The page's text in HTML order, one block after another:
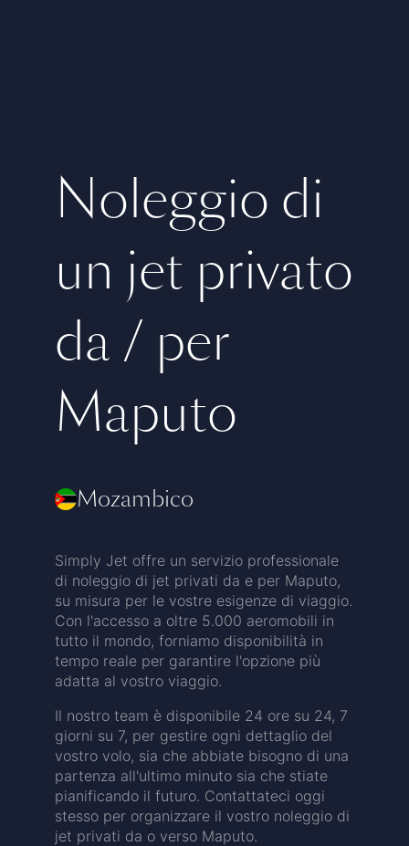
Noleggio di
un jet privato
da / per
Maputo
Mozambico
Simply Jet offre un servizio professionale
di noleggio di jet privati da e per Maputo,
su misura per le vostre esigenze di viaggio.
Con l'accesso a oltre 5.000 aeromobili in
tutto il mondo, forniamo disponibilità in
tempo reale per garantire l'opzione più
adatta al vostro viaggio.
Il nostro team è disponibile 24 ore su 24, 7
giorni su 7, per gestire ogni dettaglio del
vostro volo, sia che abbiate bisogno di una
partenza all'ultimo minuto sia che stiate
pianificando il futuro. Contattateci oggi
stesso per organizzare il vostro noleggio di
jet privati da o verso Maputo.